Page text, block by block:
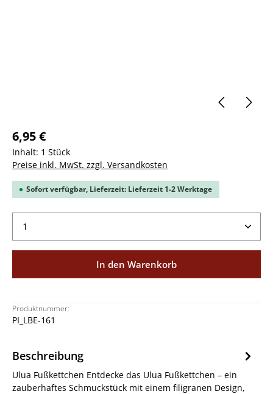
6,95 €
Inhalt: 1 Stück
Preise inkl. MwSt. zzgl. Versandkosten
Sofort verfügbar, Lieferzeit: Lieferzeit 1-2 Werktage
Produkt Anzahl: Gib den gewünschten Wert ein
In den Warenkorb
Produktnummer:
PI_LBE-161
Beschreibung
Ulua Fußkettchen Entdecke das Ulua Fußkettchen – ein
zauberhaftes Schmuckstück mit einem filigranen Design,